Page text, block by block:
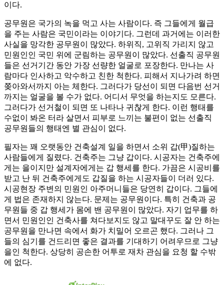
이다.
공무원은 국가의 녹을 먹고 사는 사람이다. 즉 그들에게 월급
을 주는 사람은 국민이라는 이야기다. 그런데 과거에는 이러한
사실을 망각한 공무원이 많았다. 하위직, 고위직 가리지 않고
민원인인 국민 위에 군림하는 공무원이 많았다. 선출직 공무원
들은 선거기간 동안 가장 선량한 얼굴로 포장한다. 만나는 사
람마다 인사하고 악수하고 친한 척한다. 피해서 지나가려 하면
쫒아와서까지 아는 체한다. 그러다가 당선이 되면 다음번 선거
까지는 얼굴을 볼 수가 없다. 어디서 무엇을 하는지도 모른다.
그러다가 선거철이 되면 또 나타나 귀찮게 한다. 이런 행태를
수없이 봐온 터라 살면서 피부로 느끼는 불편이 없는 선출직
공무원들의 행태엔 별 관심이 없다.
필자는 꽤 오랫동안 건축설계 일을 하면서 소위 갑(甲)질하는
사람들에게 질렸다. 건축주는 그냥 갑이다. 시공자는 건축주에
게는 을이지만 설계자에게는 갑 행세를 한다. 가끔은 시공비를
받고 난 뒤 건축주에게도 갑질을 하는 시공자들이 더러 있다.
시공현장 주변의 민원인 아주머니들은 당연히 갑이다. 그들에
게 법은 존재하지 않는다. 문제는 공무원이다. 특히 건축과 공
무원들 중 갑 행세가 몸에 밴 공무원이 많았다. 자기 업무를 하
면서 민원인인 건축사를 쳐다보지도 않고 말대꾸도 잘 안 하는
공무원을 만나면 속에서 화가 치밀어 오르곤 했다. 그러나 그
들의 심기를 건드리면 좋은 결과를 기대하기 어려우므로 그냥
을인 척한다. 상당히 공손한 어투로 재차 관심을 요청 할 수밖
에 없다.